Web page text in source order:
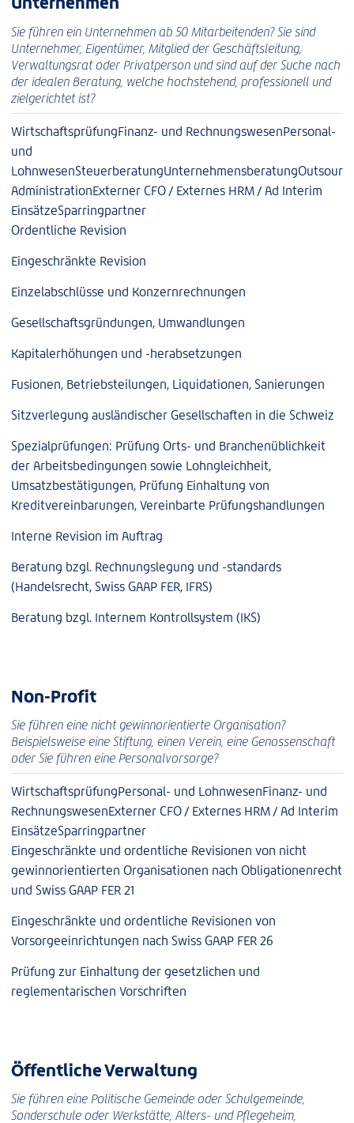
Sie führen ein Unternehmen ab 50 Mitarbeitenden? Sie sind
Unternehmer, Eigentümer, Mitglied der Geschäftsleitung,
Verwaltungsrat oder Privatperson und sind auf der Suche nach
der idealen Beratung, welche hochstehend, professionell und
zielgerichtet ist?
WirtschaftsprüfungFinanz- und RechnungswesenPersonal-
und
LohnwesenSteuerberatungUnternehmensberatung
AdministrationExterner CFO / Externes HRM / Ad Interim
EinsätzeSparringpartner
Ordentliche Revision
Eingeschränkte Revision
Einzelabschlüsse und Konzernrechnungen
Gesellschaftsgründungen, Umwandlungen
Kapitalerhöhungen und -herabsetzungen
Fusionen, Betriebsteilungen, Liquidationen, Sanierungen
Sitzverlegung ausländischer Gesellschaften in die Schweiz
Spezialprüfungen: Prüfung Orts- und Branchenüblichkeit
der Arbeitsbedingungen sowie Lohngleichheit,
Umsatzbestätigungen, Prüfung Einhaltung von
Kreditvereinbarungen, Vereinbarte Prüfungshandlungen
Interne Revision im Auftrag
Beratung bzgl. Rechnungslegung und -standards
(Handelsrecht, Swiss GAAP FER, IFRS)
Beratung bzgl. Internem Kontrollsystem (IKS)
Non-Profit
Sie führen eine nicht gewinnorientierte Organisation?
Beispielsweise eine Stiftung, einen Verein, eine Genossenschaft
oder Sie führen eine Personalvorsorge?
WirtschaftsprüfungPersonal- und LohnwesenFinanz- und
RechnungswesenExterner CFO / Externes HRM / Ad Interim
EinsätzeSparringpartner
Eingeschränkte und ordentliche Revisionen von nicht
gewinnorientierten Organisationen nach Obligationenrecht
und Swiss GAAP FER 21
Eingeschränkte und ordentliche Revisionen von
Vorsorgeeinrichtungen nach Swiss GAAP FER 26
Prüfung zur Einhaltung der gesetzlichen und
reglementarischen Vorschriften
Öffentliche Verwaltung
Sie führen eine Politische Gemeinde oder Schulgemeinde,
Sonderschule oder Werkstätte, Alters- und Pflegeheim,